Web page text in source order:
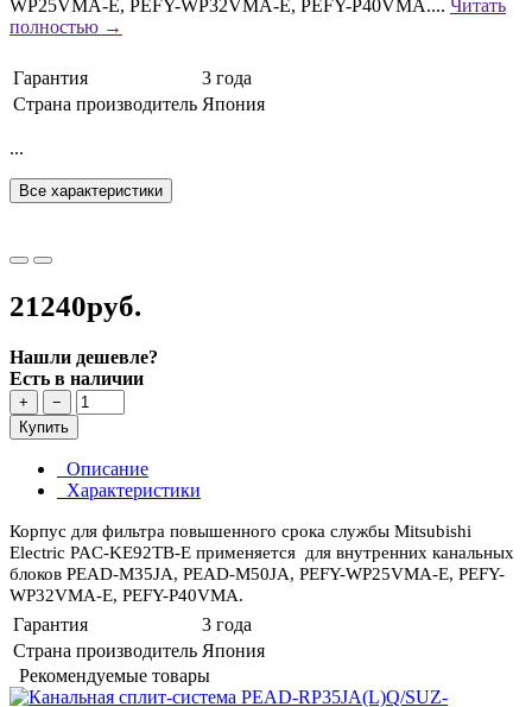
WP25VMA-E, PEFY-WP32VMA-E, PEFY-P40VMA.... Читать
полностью →
Гарантия
3 года
Страна производитель Япония
...
Все характеристики
21240руб.
Нашли дешевле?
Есть в наличии
+
−
Купить
Описание
Характеристики
Корпус для фильтра повышенного срока службы Mitsubishi
Electric PAC-KE92TB-E применяется для внутренних канальных
блоков PEAD-M35JA, PEAD-M50JA, PEFY-WP25VMA-E, PEFY-
WP32VMA-E, PEFY-P40VMA.
Гарантия
3 года
Страна производитель Япония
Рекомендуемые товары